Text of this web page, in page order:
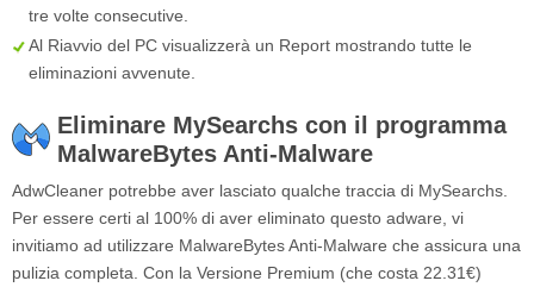
tre volte consecutive.
Al Riavvio del PC visualizzerà un Report mostrando tutte le
eliminazioni avvenute.
Eliminare MySearchs con il programma
MalwareBytes Anti-Malware
AdwCleaner potrebbe aver lasciato qualche traccia di MySearchs.
Per essere certi al 100% di aver eliminato questo adware, vi
invitiamo ad utilizzare MalwareBytes Anti-Malware che assicura una
pulizia completa. Con la Versione Premium (che costa 22.31€)